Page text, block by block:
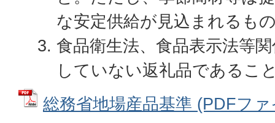
な安定供給が見込まれるも
食品衛生法、食品表示法等
していない返礼品であるこ
総務省地場産品基準 (PDFフ